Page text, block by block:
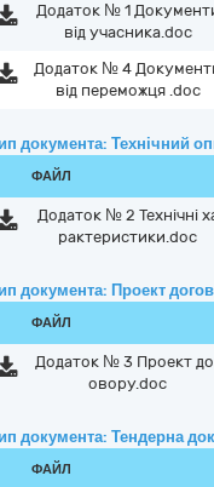
Додаток № 1
від учасника.doc
Додаток № 4
від переможця .doc
документа: Технічний
ФАЙЛ
Додаток № 2 Технічні
рактеристики.doc
документа: Проект
ФАЙЛ
Додаток № 3 Проект
овору.doc
документа: Тендерна
ФАЙЛ